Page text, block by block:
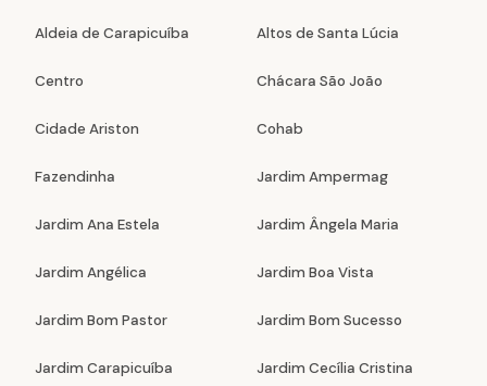
Aldeia de Carapicuíba Altos de Santa Lúcia
Centro Chácara São João
Cidade Ariston Cohab
Fazendinha Jardim Ampermag
Jardim Ana Estela Jardim Ângela Maria
Jardim Angélica Jardim Boa Vista
Jardim Bom Pastor Jardim Bom Sucesso
Jardim Carapicuíba Jardim Cecília Cristina